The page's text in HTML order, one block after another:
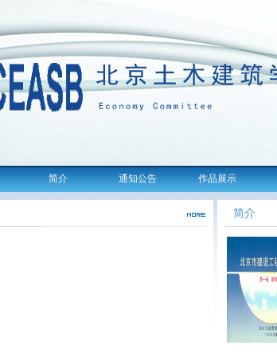
简介 通知公告 作品展示
简介